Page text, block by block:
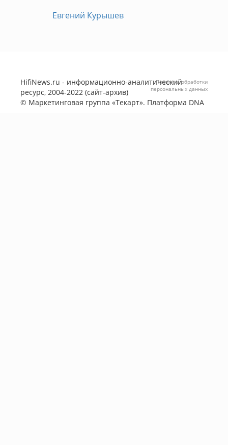
Евгений Курышев
HifiNews.ru - информационно-аналитический
ресурс, 2004-2022 (сайт-архив)
© Маркетинговая группа «Текарт». Платформа DNA
Политика обработки
персональных данных